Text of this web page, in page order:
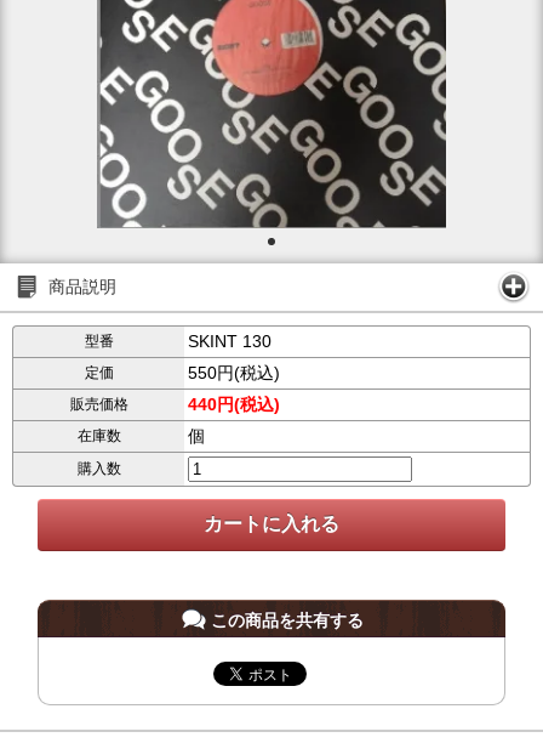
商品説明
型番 SKINT 130
定価 550円(税込)
販売価格 440円(税込)
在庫数 個
購入数
この商品を共有する